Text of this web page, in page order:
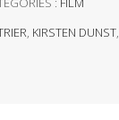
, KIRSTEN DUNST,